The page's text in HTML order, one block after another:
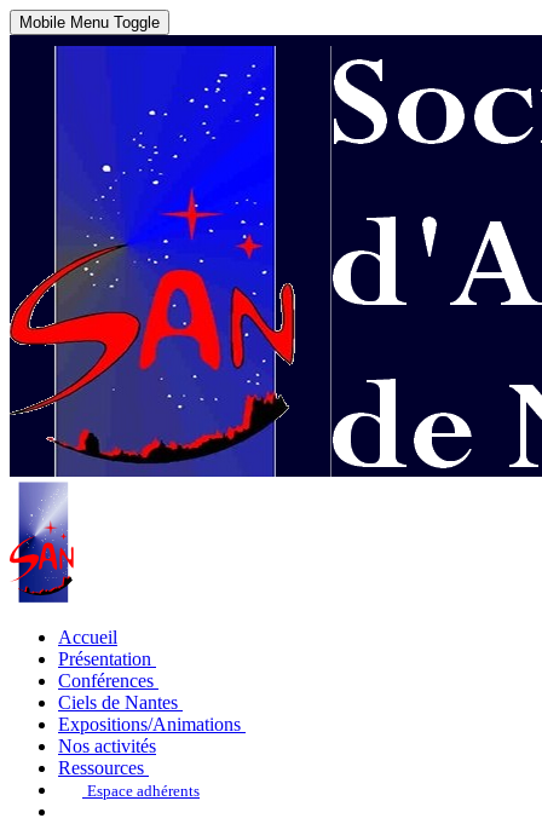
Mobile Menu Toggle
Accueil
Présentation
Conférences
Ciels de Nantes
Expositions/Animations
Nos activités
Ressources
Espace adhérents